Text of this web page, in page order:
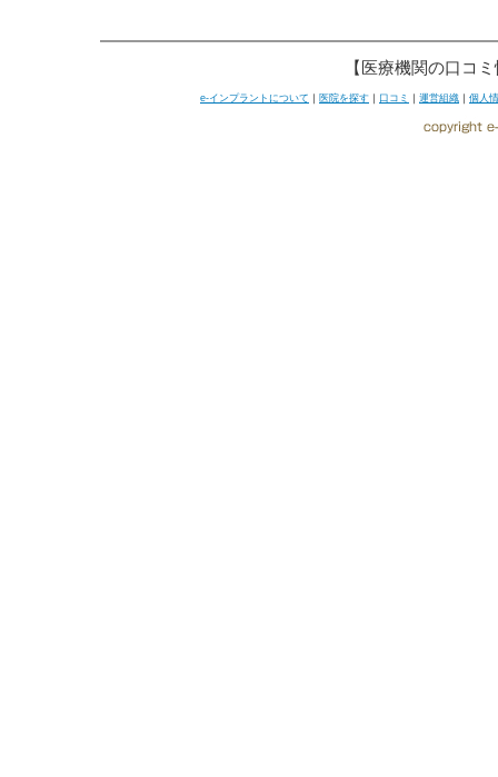
【医療機関の口コ
e-インプラントについて ｜ 医院を探す ｜ 口コミ ｜ 運営組織 ｜ 個人